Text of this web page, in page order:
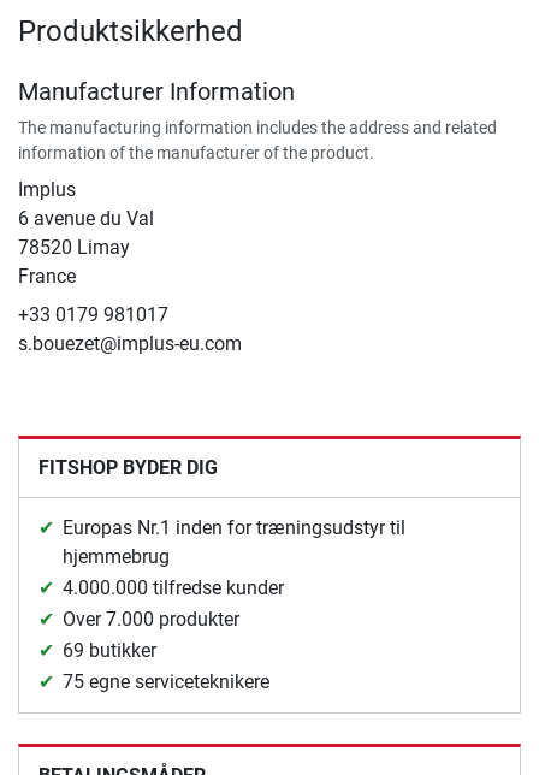
Produktsikkerhed
Manufacturer Information
The manufacturing information includes the address and related
information of the manufacturer of the product.
Implus
6 avenue du Val
78520 Limay
France
+33 0179 981017
s.bouezet@implus-eu.com
FITSHOP BYDER DIG
Europas Nr.1 inden for træningsudstyr til
hjemmebrug
4.000.000 tilfredse kunder
Over 7.000 produkter
69 butikker
75 egne serviceteknikere